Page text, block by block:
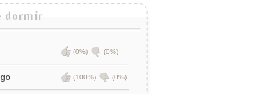
(0%) (0%)
(100%) (0%)